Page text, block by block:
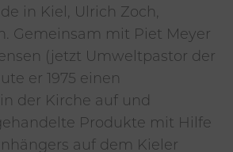
in Kiel, Ulrich Zoch,
Gemeinsam mit Piet Meyer
(jetzt Umweltpastor der
er 1975 einen
der Kirche auf und
Produkte mit Hilfe
auf dem Kieler